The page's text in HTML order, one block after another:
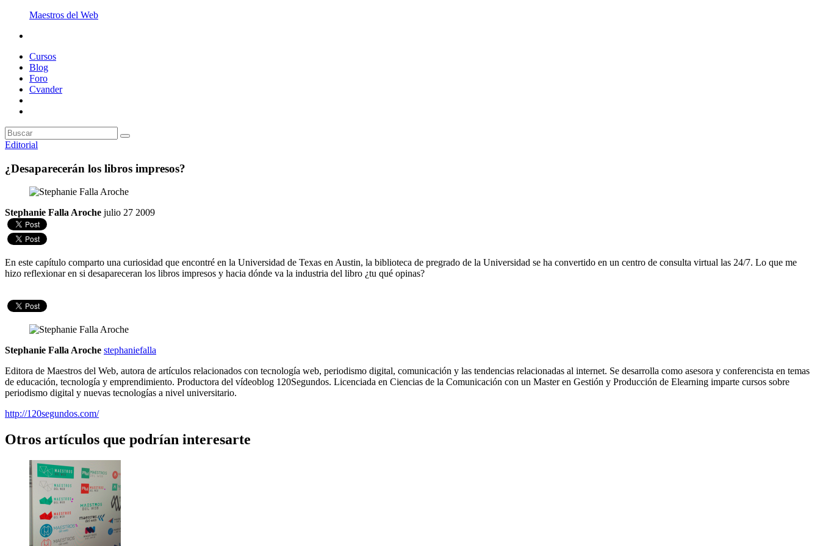
Maestros del Web
Cursos
Blog
Foro
Cvander
Editorial
¿Desaparecerán los libros impresos?
Stephanie Falla Aroche julio 27 2009
En este capítulo comparto una curiosidad que encontré en la Universidad de Texas en Austin, la biblioteca de pregrado de la Universidad se ha convertido en un centro de consulta virtual las 24/7. Lo que me
hizo reflexionar en si desapareceran los libros impresos y hacia dónde va la industria del libro ¿tu qué opinas?
Stephanie Falla Aroche stephaniefalla
Editora de Maestros del Web, autora de artículos relacionados con tecnología web, periodismo digital, comunicación y las tendencias relacionadas al internet. Se desarrolla como asesora y conferencista en temas
de educación, tecnología y emprendimiento. Productora del vídeoblog 120Segundos. Licenciada en Ciencias de la Comunicación con un Master en Gestión y Producción de Elearning imparte cursos sobre
periodismo digital y nuevas tecnologías a nivel universitario.
http://120segundos.com/
Otros artículos que podrían interesarte